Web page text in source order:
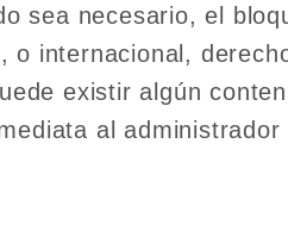
sea necesario, el
internacional,
existir algún
al